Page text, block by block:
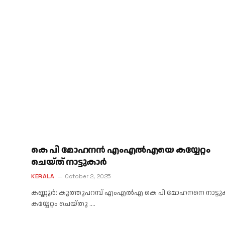
കെ പി മോഹനന്‍ എംഎല്‍എയെ കയ്യേറ്റം
ചെയ്ത് നാട്ടുകാര്‍
KERALA October 2, 2025
കണ്ണൂര്‍: കൂത്തുപറമ്പ് എംഎല്‍എ കെ പി മോഹനനെ
കയ്യേറ്റം ചെയ്തു .…